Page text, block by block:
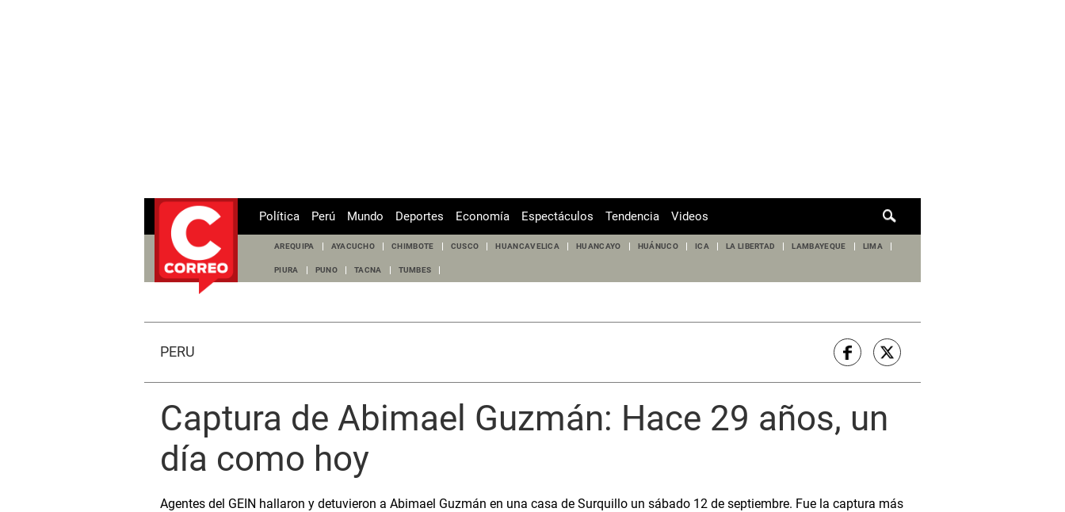
de
Política Perú Mundo Deportes Economía Espectáculos Tendencia Videos
AREQUIPA AYACUCHO CHIMBOTE CUSCO HUANCAVELICA HUANCAYO HUÁNUCO ICA LA LIBERTAD LAMBAYEQUE LIMA
PIURA PUNO TACNA TUMBES
PERÚ
Captura de Abimael Guzmán: Hace 29 años, un
día como hoy
Agentes del GEIN hallaron y detuvieron a Abimael Guzmán en una casa de Surquillo un sábado 12 de septiembre. Fue la captura más